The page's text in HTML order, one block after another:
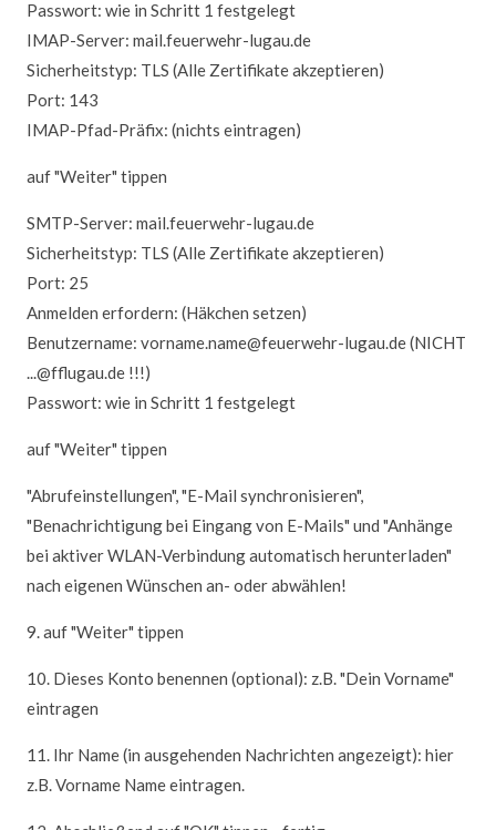
Passwort: wie in Schritt 1 festgelegt
IMAP-Server: mail.feuerwehr-lugau.de
Sicherheitstyp: TLS (Alle Zertifikate akzeptieren)
Port: 143
IMAP-Pfad-Präfix: (nichts eintragen)
auf "Weiter" tippen
SMTP-Server: mail.feuerwehr-lugau.de
Sicherheitstyp: TLS (Alle Zertifikate akzeptieren)
Port: 25
Anmelden erfordern: (Häkchen setzen)
Benutzername: vorname.name@feuerwehr-lugau.de (NICHT
...@fflugau.de !!!)
Passwort: wie in Schritt 1 festgelegt
auf "Weiter" tippen
"Abrufeinstellungen", "E-Mail synchronisieren",
"Benachrichtigung bei Eingang von E-Mails" und "Anhänge
bei aktiver WLAN-Verbindung automatisch herunterladen"
nach eigenen Wünschen an- oder abwählen!
9. auf "Weiter" tippen
10. Dieses Konto benennen (optional): z.B. "Dein Vorname"
eintragen
11. Ihr Name (in ausgehenden Nachrichten angezeigt): hier
z.B. Vorname Name eintragen.